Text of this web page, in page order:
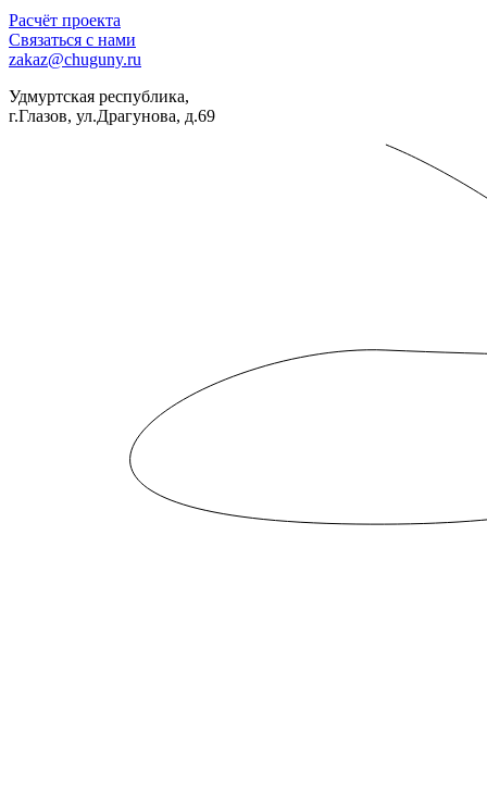
Расчёт проекта
Связаться с нами
zakaz@chuguny.ru
Удмуртская республика,
г.Глазов, ул.Драгунова, д.69